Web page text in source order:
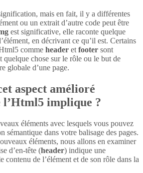
mais en fait, il y a différentes
ou un extrait d’autre code peut être
est significative, elle raconte quelque
en décrivant ce qu’il est. Certains
comme header et footer sont
chose sur le rôle ou le but de
globale d’une page.
aspect amélioré
implique ?
éléments avec lesquels vous pouvez
sémantique dans votre balisage des pages.
éléments, nous allons en examiner
d’en-tête (header) indique une
contenu de l’élément et de son rôle dans la